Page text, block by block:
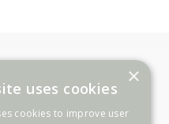
di pagamento
×
uses cookies
cookies to improve user